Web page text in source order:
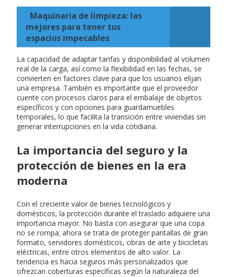
Maquinaria de limpieza: las
mejores para tener tus
espacios impecables
La capacidad de adaptar tarifas y disponibilidad al volumen
real de la carga, así como la flexibilidad en las fechas, se
convierten en factores clave para que los usuarios elijan
una empresa. También es importante que el proveedor
cuente con procesos claros para el embalaje de objetos
específicos y con opciones para guardamuebles
temporales, lo que facilita la transición entre viviendas sin
generar interrupciones en la vida cotidiana.
La importancia del seguro y la
protección de bienes en la era
moderna
Con el creciente valor de bienes tecnológicos y
domésticos, la protección durante el traslado adquiere una
importancia mayor. No basta con asegurar que una copa
no se rompa; ahora se trata de proteger pantallas de gran
formato, servidores domésticos, obras de arte y bicicletas
eléctricas, entre otros elementos de alto valor. La
tendencia es hacia seguros más personalizados que
ofrezcan coberturas específicas según la naturaleza del